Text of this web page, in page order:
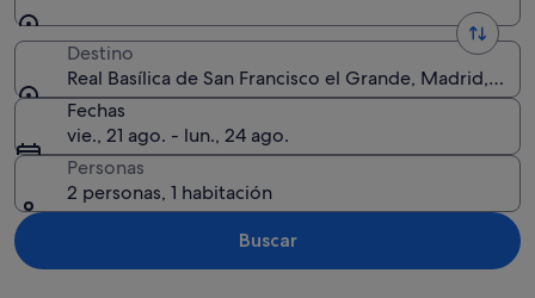
Destino
Real Basílica de San Francisco el Grande, Madrid,
Fechas
vie., 21 ago. - lun., 24 ago.
Personas
2 personas, 1 habitación
Buscar